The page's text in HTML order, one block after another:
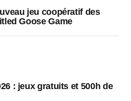
jeu coopératif des
Goose Game
: jeux gratuits et 500h de